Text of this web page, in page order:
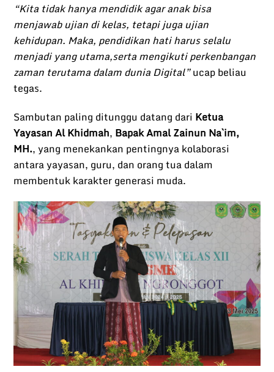
“Kita tidak hanya mendidik agar anak bisa
menjawab ujian di kelas, tetapi juga ujian
kehidupan. Maka, pendidikan hati harus selalu
menjadi yang utama,serta mengikuti perkenbangan
zaman terutama dalam dunia Digital”ucap beliau
tegas.
Sambutan paling ditunggu datang dari Ketua
Yayasan Al Khidmah, Bapak Amal Zainun Na`im,
MH., yang menekankan pentingnya kolaborasi
antara yayasan, guru, dan orang tua dalam
membentuk karakter generasi muda.